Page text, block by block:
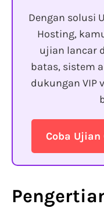
Dengan solusi
Hosting,
ujian lancar
batas, sistem
dukungan VIP
Coba Ujian